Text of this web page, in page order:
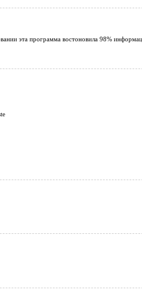
эта программа востоновила 98%